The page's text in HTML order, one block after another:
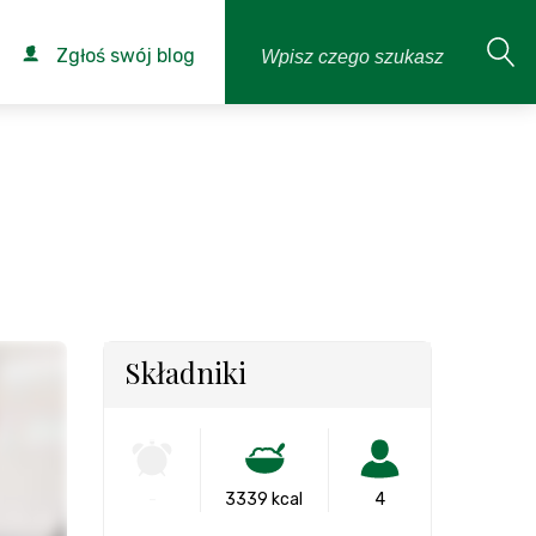
Zgłoś swój blog
Składniki
3339 kcal 4